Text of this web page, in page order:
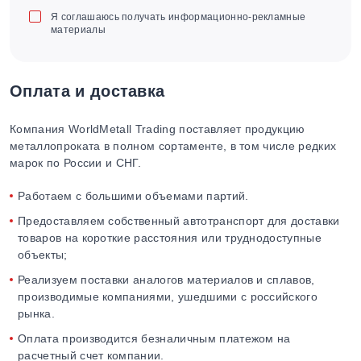
Я соглашаюсь получать информационно-рекламные
материалы
Оплата и доставка
Компания WorldMetall Trading поставляет продукцию
металлопроката в полном сортаменте, в том числе редких
марок по России и СНГ.
Работаем с большими объемами партий.
Предоставляем собственный автотранспорт для доставки
товаров на короткие расстояния или труднодоступные
объекты;
Реализуем поставки аналогов материалов и сплавов,
производимые компаниями, ушедшими с российского
рынка.
Оплата производится безналичным платежом на
расчетный счет компании.